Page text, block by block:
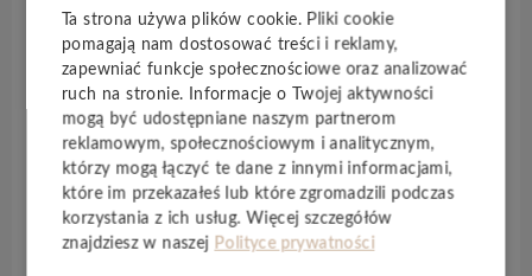
Panele winyloweGlobal Wood CAMINO
wyposażone w technologię, która najbardziej
realistycznie oddaje fakturę naturalnego drewna
poprzez synchroniczne wytłoczenie na powierzchni
materiału struktury w 100% zgodnej z tą, którą
przedstawia rysunek drewna. Dzięki temu rysunek
słojów można nie tylko zobaczyć, ale i poczuć, a
panele jeszcze bardziej przypominają naturalne
drewno.CAMINOmożna zamontować bezpośrednio
Ta strona używa plików cookie. Pliki cookie
pomagają nam dostosować treści i reklamy,
zapewniać funkcje społecznościowe oraz analizować
ruch na stronie. Informacje o Twojej aktywności
mogą być udostępniane naszym partnerom
reklamowym, społecznościowym i analitycznym,
którzy mogą łączyć te dane z innymi informacjami,
które im przekazałeś lub które zgromadzili podczas
korzystania z ich usług. Więcej szczegółów
znajdziesz w naszej Polityce prywatności